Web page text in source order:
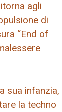
agli
di
“End of
sua infanzia,
la techno